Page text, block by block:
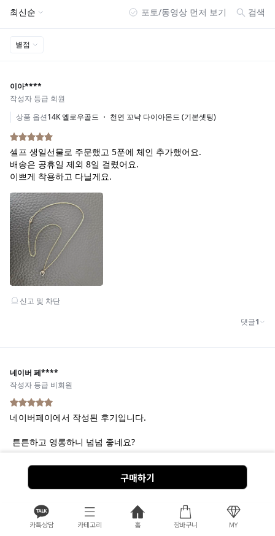
카톡상담 카테고리 홈 장바구니 MY
구매하기